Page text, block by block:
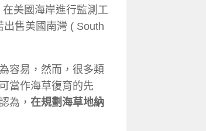
美國海岸進行監測工
售美國南灣 ( South
容易，然而，很多類
當作海草復育的先
為， 在規劃海草地納